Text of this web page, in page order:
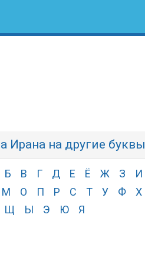
Ирана на другие буквы
Б В Г Д Е Ё Ж З И
М О П Р С Т У Ф Х
Щ Ы Э Ю Я